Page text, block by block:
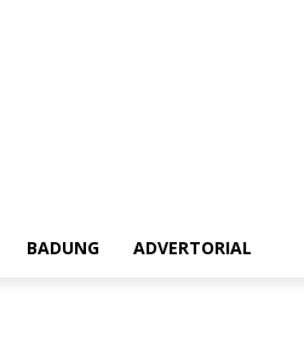
BADUNG ADVERTORIAL